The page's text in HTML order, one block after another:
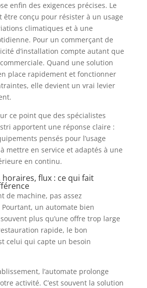
enfin des exigences précises. Le
conçu pour résister à un usage
climatiques et à une
Pour un commerçant de
d’installation compte autant que
Quand une solution
place rapidement et fonctionner
elle devient un vrai levier
ce point que des spécialistes
apportent une réponse claire :
pensés pour l’usage
mettre en service et adaptés à une
en continu.
horaires, flux : ce qui fait
de machine, pas assez
Pourtant, un automate bien
plus qu’une offre trop large
rapide, le bon
celui qui capte un besoin
l’automate prolonge
activité. C’est souvent la solution